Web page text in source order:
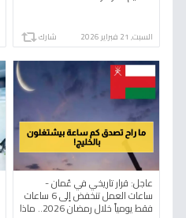
السبت, 21 فبراير 2026 شارك
عاجل: قرار تاريخي في عُمان -
ساعات العمل تنخفض إلى 6 ساعات
فقط يومياً خلال رمضان 2026.. ماذا